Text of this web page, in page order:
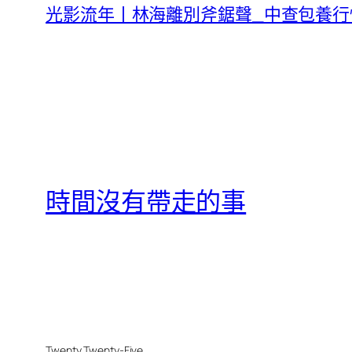
光影流年丨林海離別斧鋸聲_中查包養
時間沒有帶走的事